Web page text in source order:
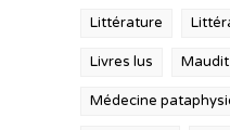
Littérature
Livres lus Maudit
Médecine